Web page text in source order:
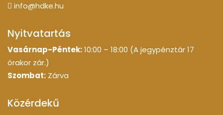
info@hdke.hu
Nyitvatartás
Vasárnap-Péntek:10:00 – 18:00 (A jegypénztár 17
órakor zár.)
Szombat: Zárva
Közérdekű